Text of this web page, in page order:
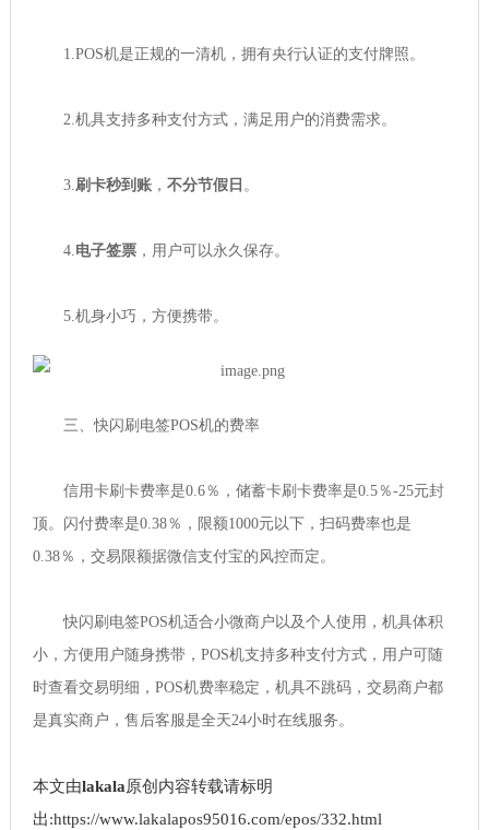
1.POS机是正规的一清机，拥有央行认证的支付牌照。
2.机具支持多种支付方式，满足用户的消费需求。
3.刷卡秒到账， 不分节假日 。
4.电子签票，用户可以永久保存。
5.机身小巧，方便携带。
三、快闪刷电签POS机的费率
信用卡刷卡费率是0.6％，储蓄卡刷卡费率是0.5％-25元封
顶。闪付费率是0.38％，限额1000元以下，扫码费率也是
0.38％，交易限额据微信支付宝的风控而定。
快闪刷电签POS机适合小微商户以及个人使用，机具体积
小，方便用户随身携带，POS机支持多种支付方式，用户可随
时查看交易明细，POS机费率稳定，机具不跳码，交易商户都
是真实商户，售后客服是全天24小时在线服务。
本文由lakala原创内容转载请标明
出:https://www.lakalapos95016.com/epos/332.html